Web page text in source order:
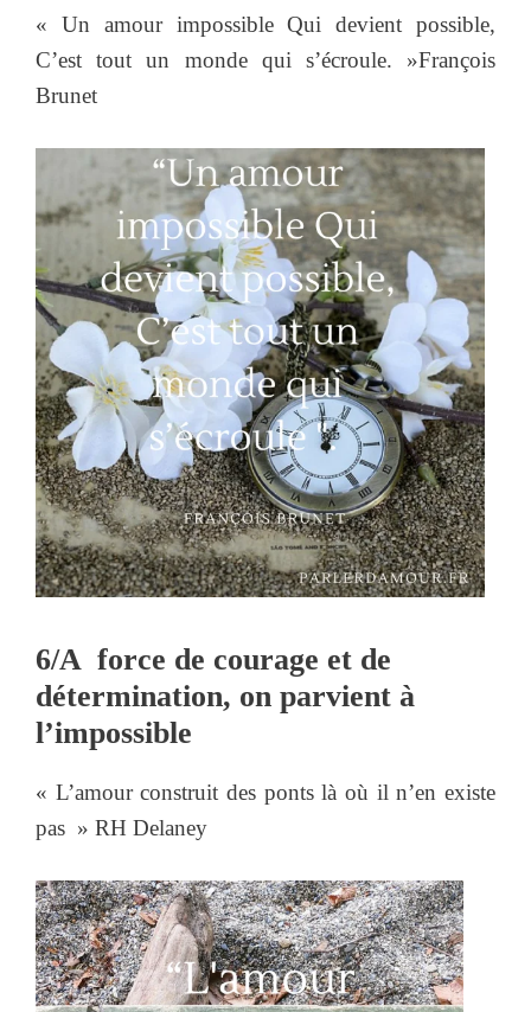
« Un amour impossible Qui devient possible,
C’est tout un monde qui s’écroule. »François
Brunet
6/A force de courage et de
détermination, on parvient à
l’impossible
« L’amour construit des ponts là où il n’en existe
pas » RH Delaney